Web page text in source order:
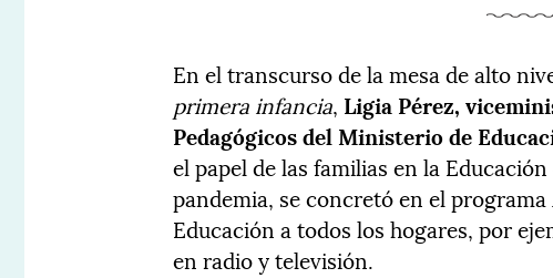
En el transcurso de la mesa de alto
primera infancia, Ligia Pérez,
Pedagógicos del Ministerio de
el papel de las familias en la
pandemia, se concretó en el programa
Educación a todos los hogares, por
en radio y televisión.